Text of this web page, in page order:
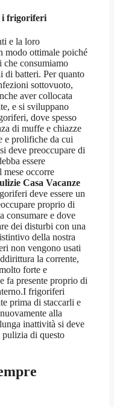
i frigoriferi
e la loro
modo ottimale poiché
consumiamo
di batteri. Per quanto
sottovuoto,
aver collocata
e si sviluppano
dove spesso
di muffe e chiazze
e prolifiche da cui
deve preoccupare di
essere
mese occorre
Casa Vacanze
deve essere un
proprio di
consumare e dove
dei disturbi con una
della nostra
non vengono usati
la corrente,
forte e
fa presente proprio di
frigoriferi
prima di staccarli e
alla
inattività si deve
pulizia di questo